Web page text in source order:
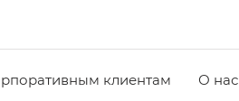
клиентам О нас